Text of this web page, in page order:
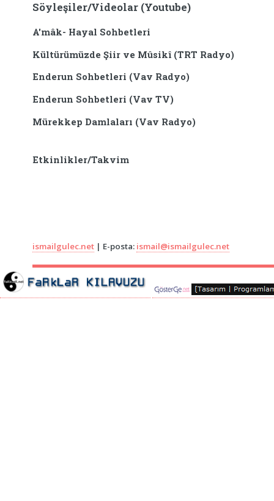
Söyleşiler/Videolar (Youtube)
A'mâk- Hayal Sohbetleri
Kültürümüzde Şiir ve Mûsikî (TRT Radyo)
Enderun Sohbetleri (Vav Radyo)
Enderun Sohbetleri (Vav TV)
Mürekkep Damlaları (Vav Radyo)
Etkinlikler/Takvim
ismailgulec.net | E-posta: ismail@ismailgulec.net